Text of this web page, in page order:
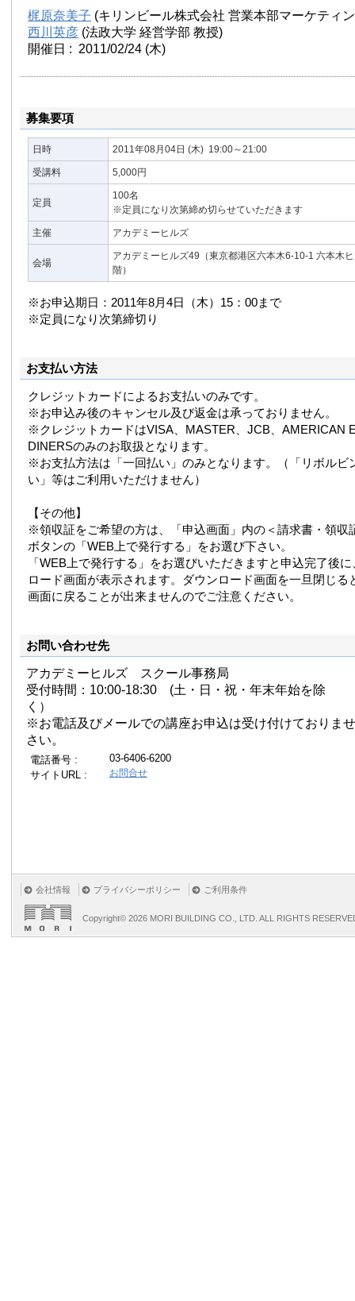
梶原奈美子 (キリンビール株式会社 営業本部マーケティ
西川英彦 (法政大学 経営学部 教授)
開催日 : 2011/02/24 (木)
募集要項
日時 2011年08月04日 (木) 19:00～21:00
受講料 5,000円
定員
100名
※定員になり次第締め切らせていただきます
主催 アカデミーヒルズ
会場
アカデミーヒルズ49（東京都港区六本木6-10-1 六本木
階）
※お申込期日：2011年8月4日（木）15：00まで
※定員になり次第締切り
お支払い方法
クレジットカードによるお支払いのみです。
※お申込み後のキャンセル及び返金は承っておりません。
※クレジットカードはVISA、MASTER、JCB、AMERICAN
DINERSのみのお取扱となります。
※お支払方法は「一回払い」のみとなります。（「リボルビ
い」等はご利用いただけません）
【その他】
※領収証をご希望の方は、「申込画面」内の＜請求書・領収
ボタンの「WEB上で発行する」をお選び下さい。
「WEB上で発行する」をお選びいただきますと申込完了後
ロード画面が表示されます。ダウンロード画面を一旦閉じる
画面に戻ることが出来ませんのでご注意ください。
お問い合わせ先
アカデミーヒルズ スクール事務局
受付時間：10:00-18:30 (土・日・祝・年末年始を除
く）
※お電話及びメールでの講座お申込は受け付けておりま
さい。
電話番号 :
03-6406-6200
サイトURL :
お問合せ
会社情報 プライバシーポリシー ご利用条件
Copyright© 2026 MORI BUILDING CO., LTD. ALL RIGHTS